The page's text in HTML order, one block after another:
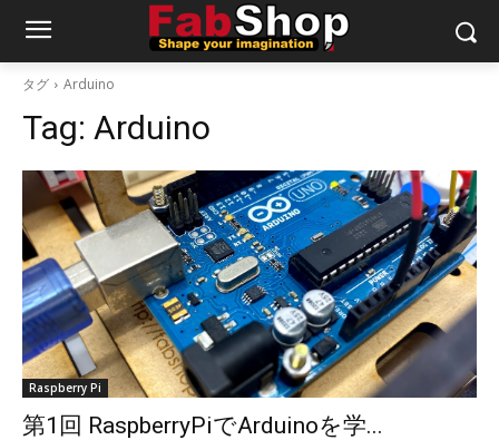
タグ Arduino
Tag: Arduino
Raspberry Pi
第1回 RaspberryPiでArduinoを学...